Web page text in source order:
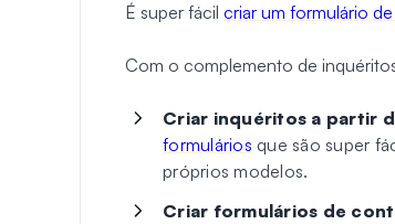
É super fácil criar um formulário
Com o complemento de
Criar inquéritos a partir
formulários que são super
próprios modelos.
Criar formulários de